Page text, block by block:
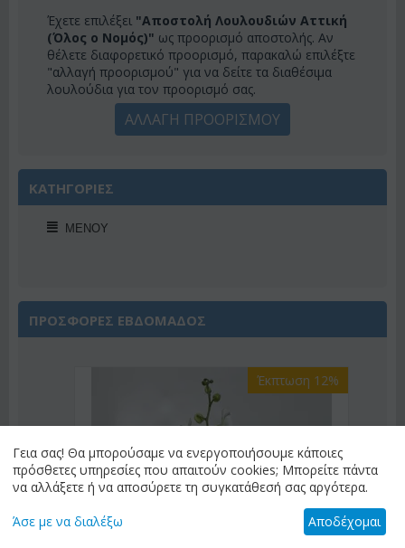
Έχετε επιλέξει "Αποστολή Λουλουδιών Αττική
(Όλος ο Νομός)" ως προορισμό αποστολής. Αν
θέλετε διαφορετικό προορισμό, παρακαλώ επιλέξτε
"αλλαγή προορισμού" για να δείτε τα διαθέσιμα
λουλούδια για τον προορισμό σας.
ΑΛΛΑΓΗ ΠΡΟΟΡΙΣΜΟΥ
ΚΑΤΗΓΟΡΙΕΣ
ΜΕΝΟΎ
ΠΡΟΣΦΟΡΕΣ ΕΒΔΟΜΑΔΟΣ
Έκπτωση 12%
Γεια σας! Θα μπορούσαμε να ενεργοποιήσουμε κάποιες
πρόσθετες υπηρεσίες που απαιτούν cookies; Μπορείτε πάντα
να αλλάξετε ή να αποσύρετε τη συγκατάθεσή σας αργότερα.
Άσε με να διαλέξω Αποδέχομαι